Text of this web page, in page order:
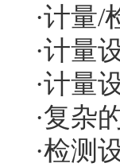
·计量/
·计量
·计量
·复杂
·检测